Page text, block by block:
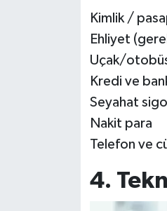
Kimlik /
Ehliyet
Uçak/
Kredi ve
Seyahat
Nakit para
Telefon ve
4.